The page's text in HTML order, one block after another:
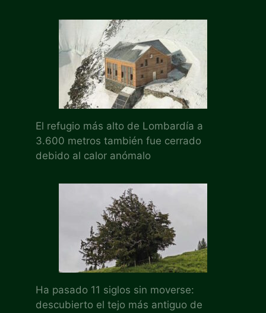
El refugio más alto de Lombardía a
3.600 metros también fue cerrado
debido al calor anómalo
Ha pasado 11 siglos sin moverse:
descubierto el tejo más antiguo de